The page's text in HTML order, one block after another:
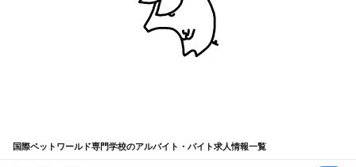
国際ペットワールド専門学校のアルバイト・バイト求人情報一覧